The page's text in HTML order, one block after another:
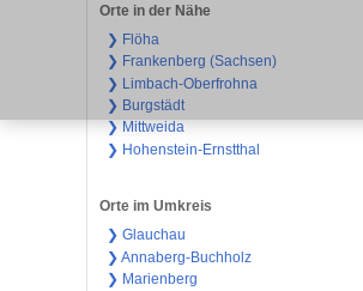
Orte in der Nähe
❯ Flöha
❯ Frankenberg (Sachsen)
❯ Limbach-Oberfrohna
❯ Burgstädt
❯ Mittweida
❯ Hohenstein-Ernstthal
Orte im Umkreis
❯ Glauchau
❯ Annaberg-Buchholz
❯ Marienberg